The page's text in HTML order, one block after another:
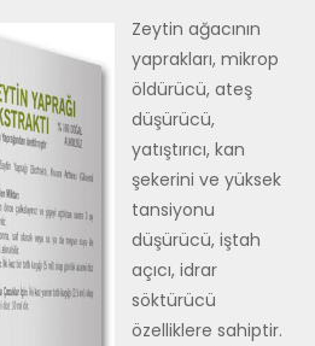
Zeytin ağacının
yaprakları, mikrop
öldürücü, ateş
düşürücü,
yatıştırıcı, kan
şekerini ve yüksek
tansiyonu
düşürücü, iştah
açıcı, idrar
söktürücü
özelliklere sahiptir.